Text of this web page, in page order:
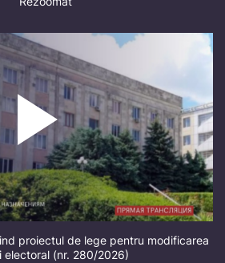
proiectul de lege pentru modificarea
electoral (nr. 280/2026)